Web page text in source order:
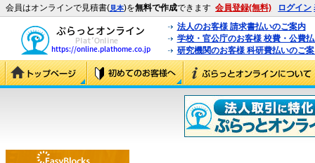
会員はオンラインで見積書(見本)を無料で作成できます 会員登録(無料) ログイン
法人のお客様 請求書払いのご案内
学校・官公庁のお客様 校費・公費
研究機関のお客様 科研費払いのご